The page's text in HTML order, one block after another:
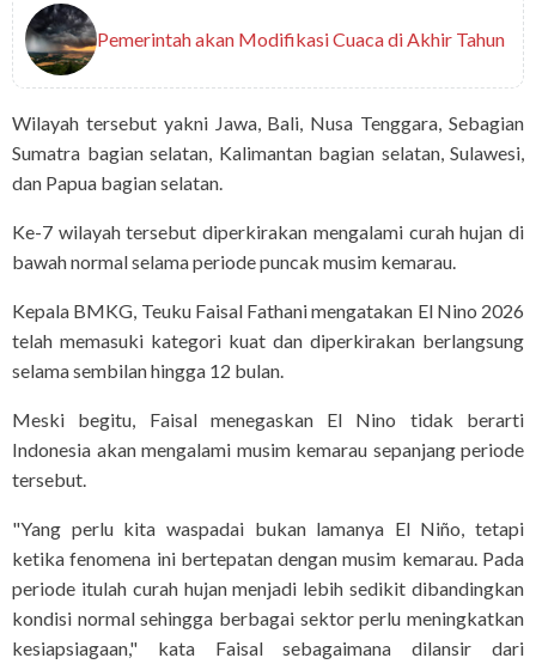
Pemerintah akan Modifikasi Cuaca di Akhir Tahun
Wilayah tersebut yakni Jawa, Bali, Nusa Tenggara, Sebagian
Sumatra bagian selatan, Kalimantan bagian selatan, Sulawesi,
dan Papua bagian selatan.
Ke-7 wilayah tersebut diperkirakan mengalami curah hujan di
bawah normal selama periode puncak musim kemarau.
Kepala BMKG, Teuku Faisal Fathani mengatakan El Nino 2026
telah memasuki kategori kuat dan diperkirakan berlangsung
selama sembilan hingga 12 bulan.
Meski begitu, Faisal menegaskan El Nino tidak berarti
Indonesia akan mengalami musim kemarau sepanjang periode
tersebut.
"Yang perlu kita waspadai bukan lamanya El Niño, tetapi
ketika fenomena ini bertepatan dengan musim kemarau. Pada
periode itulah curah hujan menjadi lebih sedikit dibandingkan
kondisi normal sehingga berbagai sektor perlu meningkatkan
kesiapsiagaan," kata Faisal sebagaimana dilansir dari